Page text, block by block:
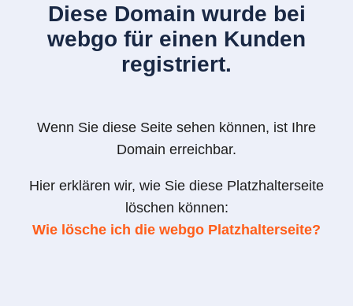
Diese Domain wurde bei
webgo für einen Kunden
registriert.
Wenn Sie diese Seite sehen können, ist Ihre
Domain erreichbar.
Hier erklären wir, wie Sie diese Platzhalterseite
löschen können:
Wie lösche ich die webgo Platzhalterseite?